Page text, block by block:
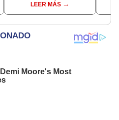
equipo Heroic
LEER MÁS